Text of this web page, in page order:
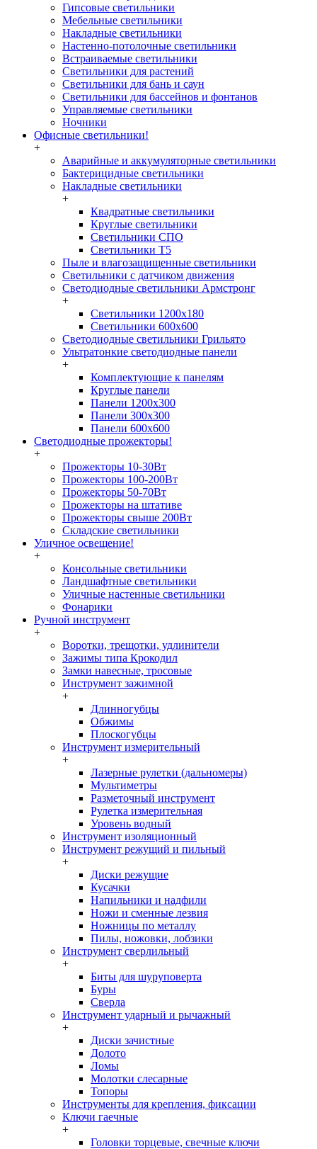
Гипсовые светильники
Мебельные светильники
Накладные светильники
Настенно-потолочные светильники
Встраиваемые светильники
Светильники для растений
Светильники для бань и саун
Светильники для бассейнов и фонтанов
Управляемые светильники
Ночники
Офисные светильники!
+
Аварийные и аккумуляторные светильники
Бактерицидные светильники
Накладные светильники
+
Квадратные светильники
Круглые светильники
Светильники СПО
Светильники Т5
Пыле и влагозащищенные светильники
Светильники с датчиком движения
Светодиодные светильники Армстронг
+
Светильники 1200х180
Светильники 600х600
Светодиодные светильники Грильято
Ультратонкие светодиодные панели
+
Комплектующие к панелям
Круглые панели
Панели 1200х300
Панели 300х300
Панели 600х600
Светодиодные прожекторы!
+
Прожекторы 10-30Вт
Прожекторы 100-200Вт
Прожекторы 50-70Вт
Прожекторы на штативе
Прожекторы свыше 200Вт
Складские светильники
Уличное освещение!
+
Консольные светильники
Ландшафтные светильники
Уличные настенные светильники
Фонарики
Ручной инструмент
+
Воротки, трещотки, удлинители
Зажимы типа Крокодил
Замки навесные, тросовые
Инструмент зажимной
+
Длинногубцы
Обжимы
Плоскогубцы
Инструмент измерительный
+
Лазерные рулетки (дальномеры)
Мультиметры
Разметочный инструмент
Рулетка измерительная
Уровень водный
Инструмент изоляционный
Инструмент режущий и пильный
+
Диски режущие
Кусачки
Напильники и надфили
Ножи и сменные лезвия
Ножницы по металлу
Пилы, ножовки, лобзики
Инструмент сверлильный
+
Биты для шуруповерта
Буры
Сверла
Инструмент ударный и рычажный
+
Диски зачистные
Долото
Ломы
Молотки слесарные
Топоры
Инструменты для крепления, фиксации
Ключи гаечные
+
Головки торцевые, свечные ключи